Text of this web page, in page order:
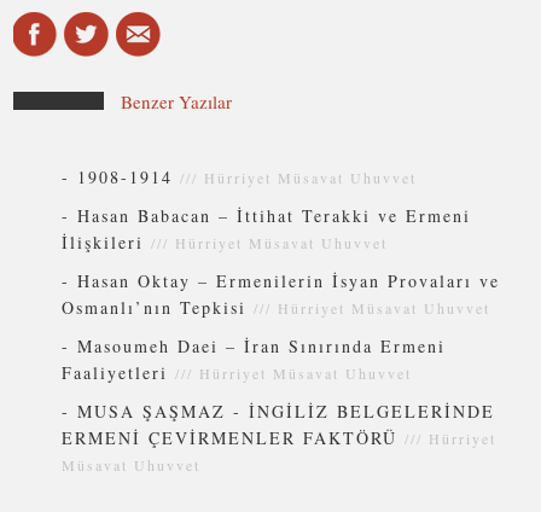
Benzer Yazılar
- 1908-1914 /// Hürriyet Müsavat Uhuvvet
-Hasan Babacan – İttihat Terakki ve Ermeni
İlişkileri /// Hürriyet Müsavat Uhuvvet
-Hasan Oktay – Ermenilerin İsyan Provaları ve
Osmanlı’nın Tepkisi /// Hürriyet Müsavat Uhuvvet
-Masoumeh Daei – İran Sınırında Ermeni
Faaliyetleri /// Hürriyet Müsavat Uhuvvet
-MUSA ŞAŞMAZ - İNGİLİZ BELGELERİNDE
ERMENİ ÇEVİRMENLER FAKTÖRÜ /// Hürriyet
Müsavat Uhuvvet